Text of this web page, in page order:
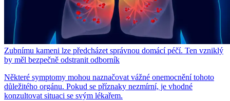
Zubnímu kameni lze předcházet správnou domácí péčí. Ten vzniklý
by měl bezpečně odstranit odborník
Některé symptomy mohou naznačovat vážné onemocnění tohoto
důležitého orgánu. Pokud se příznaky nezmírní, je vhodné
konzultovat situaci se svým lékařem.